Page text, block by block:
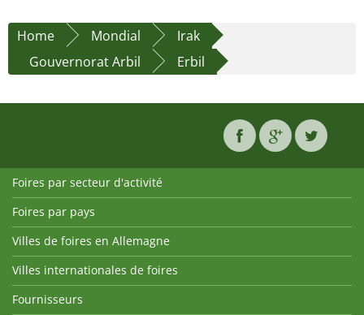
Home Mondial
Irak
Gouvernorat Arbil
Erbil
Foires par secteur d'activité
Foires par pays
Villes de foires en Allemagne
Villes internationales de foires
Fournisseurs